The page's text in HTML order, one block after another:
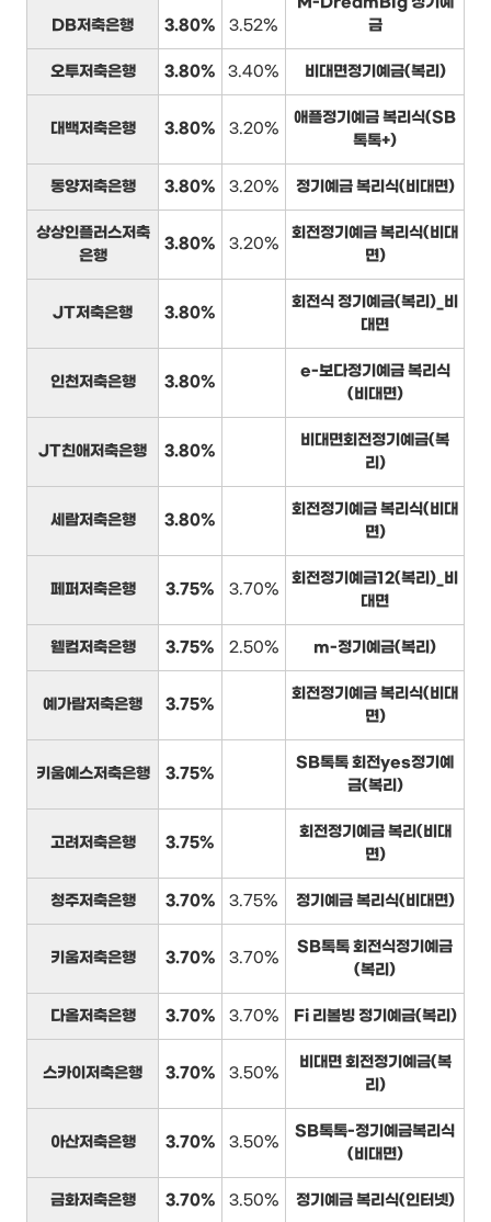
DB저축은행 3.80% 3.52%
금
오투저축은행 3.80% 3.40% 비대면정기예금(복리)
대백저축은행 3.80% 3.20%
애플정기예금 복리식(SB
톡톡+)
동양저축은행 3.80% 3.20% 정기예금 복리식(비대면)
상상인플러스저축
은행
3.80% 3.20%
회전정기예금 복리식(비대
면)
JT저축은행 3.80%
회전식 정기예금(복리)_비
대면
인천저축은행 3.80%
e-보다정기예금 복리식
(비대면)
JT친애저축은행 3.80%
비대면회전정기예금(복
리)
세람저축은행 3.80%
회전정기예금 복리식(비대
면)
페퍼저축은행 3.75% 3.70%
회전정기예금12(복리)_비
대면
웰컴저축은행 3.75% 2.50% m-정기예금(복리)
예가람저축은행 3.75%
회전정기예금 복리식(비대
면)
키움예스저축은행 3.75%
SB톡톡 회전yes정기예
금(복리)
고려저축은행 3.75%
회전정기예금 복리(비대
면)
청주저축은행 3.70% 3.75% 정기예금 복리식(비대면)
키움저축은행 3.70% 3.70%
SB톡톡 회전식정기예금
(복리)
다올저축은행 3.70% 3.70% Fi 리볼빙 정기예금(복리)
스카이저축은행 3.70% 3.50%
비대면 회전정기예금(복
리)
아산저축은행 3.70% 3.50%
SB톡톡-정기예금복리식
(비대면)
금화저축은행 3.70% 3.50% 정기예금 복리식(인터넷)